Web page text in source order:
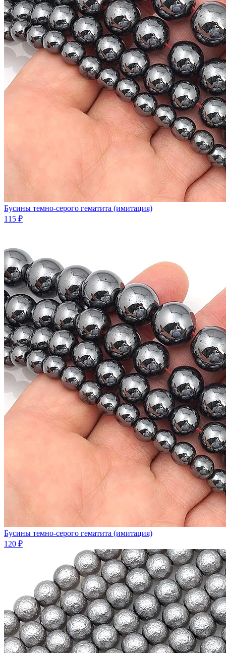
Бусины темно-серого гематита (имитация)
115 ₽
Бусины темно-серого гематита (имитация)
120 ₽